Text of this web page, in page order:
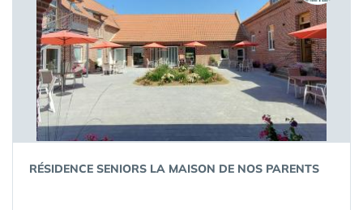
RÉSIDENCE SENIORS LA MAISON DE NOS PARENTS